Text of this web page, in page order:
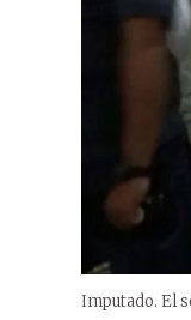
Imputado. El